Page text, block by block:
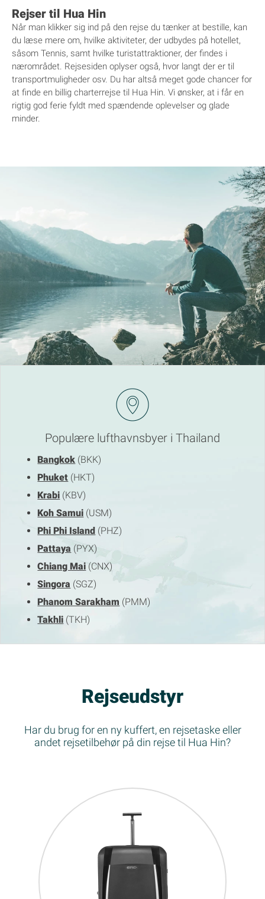
Rejser til Hua Hin
Når man klikker sig ind på den rejse du tænker at bestille, kan
du læse mere om, hvilke aktiviteter, der udbydes på hotellet,
såsom Tennis, samt hvilke turistattraktioner, der findes i
nærområdet. Rejsesiden oplyser også, hvor langt der er til
transportmuligheder osv. Du har altså meget gode chancer for
at finde en billig charterrejse til Hua Hin. Vi ønsker, at i får en
rigtig god ferie fyldt med spændende oplevelser og glade
minder.
Populære lufthavnsbyer i Thailand
Bangkok (BKK)
Phuket (HKT)
Krabi (KBV)
Koh Samui (USM)
Phi Phi Island (PHZ)
Pattaya (PYX)
Chiang Mai (CNX)
Singora (SGZ)
Phanom Sarakham (PMM)
Takhli (TKH)
Rejseudstyr
Har du brug for en ny kuffert, en rejsetaske eller
andet rejsetilbehør på din rejse til Hua Hin?